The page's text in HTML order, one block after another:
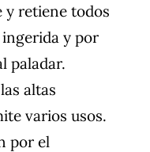
y retiene todos
y por
paladar.
altas
varios usos.
por el